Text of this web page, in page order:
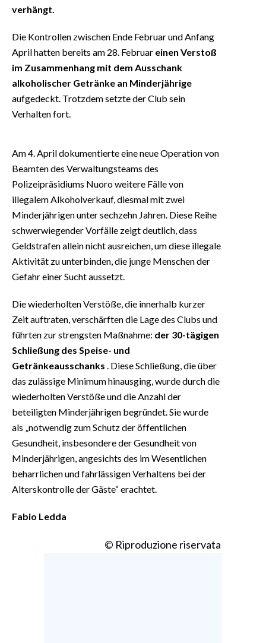
ABBONATI
NECROLOGI
PUBBLICITÀ
SPIAGGE
STORE
verhängt.
Die Kontrollen zwischen Ende Februar und Anfang
April hatten bereits am 28. Februar einen Verstoß
im Zusammenhang mit dem Ausschank
alkoholischer Getränke an Minderjährige
aufgedeckt. Trotzdem setzte der Club sein
Verhalten fort.
Am 4. April dokumentierte eine neue Operation von
Beamten des Verwaltungsteams des
Polizeipräsidiums Nuoro weitere Fälle von
illegalem Alkoholverkauf, diesmal mit zwei
Minderjährigen unter sechzehn Jahren. Diese Reihe
schwerwiegender Vorfälle zeigt deutlich, dass
Geldstrafen allein nicht ausreichen, um diese illegale
Aktivität zu unterbinden, die junge Menschen der
Gefahr einer Sucht aussetzt.
Die wiederholten Verstöße, die innerhalb kurzer
Zeit auftraten, verschärften die Lage des Clubs und
führten zur strengsten Maßnahme: der 30-tägigen
Schließung des Speise- und
Getränkeausschanks . Diese Schließung, die über
das zulässige Minimum hinausging, wurde durch die
wiederholten Verstöße und die Anzahl der
beteiligten Minderjährigen begründet. Sie wurde
als „notwendig zum Schutz der öffentlichen
Gesundheit, insbesondere der Gesundheit von
Minderjährigen, angesichts des im Wesentlichen
beharrlichen und fahrlässigen Verhaltens bei der
Alterskontrolle der Gäste“ erachtet.
Fabio Ledda
© Riproduzione riservata